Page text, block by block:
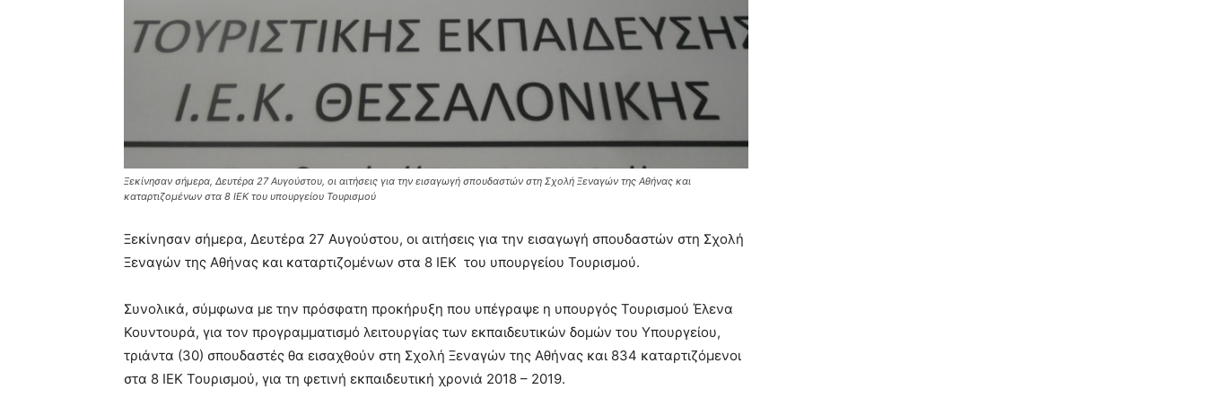
Ξεκίνησαν σήμερα, Δευτέρα 27 Αυγούστου, οι αιτήσεις για την εισαγωγή σπουδαστών στη Σχολή Ξεναγών της Αθήνας και
καταρτιζομένων στα 8 ΙΕΚ του υπουργείου Τουρισμού
Ξεκίνησαν σήμερα, Δευτέρα 27 Αυγούστου, οι αιτήσεις για την εισαγωγή σπουδαστών στη Σχολή
Ξεναγών της Αθήνας και καταρτιζομένων στα 8 ΙΕΚ του υπουργείου Τουρισμού.
Συνολικά, σύμφωνα με την πρόσφατη προκήρυξη που υπέγραψε η υπουργός Τουρισμού Έλενα
Κουντουρά, για τον προγραμματισμό λειτουργίας των εκπαιδευτικών δομών του Υπουργείου,
τριάντα (30) σπουδαστές θα εισαχθούν στη Σχολή Ξεναγών της Αθήνας και 834 καταρτιζόμενοι
στα 8 ΙΕΚ Τουρισμού, για τη φετινή εκπαιδευτική χρονιά 2018 – 2019.